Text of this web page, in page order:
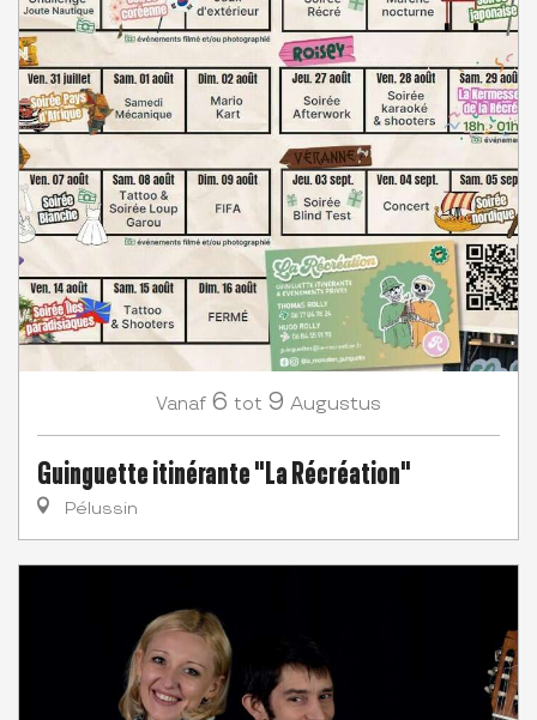
Vanaf 6 tot 9 Augustus
Guinguette itinérante "La Récréation"
Pélussin